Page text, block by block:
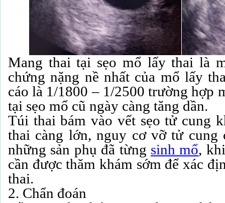
Mang thai tại sẹo mổ lấy thai là
chứng nặng nề nhất của mổ lấy
cáo là 1/1800 – 1/2500 trường hợp
tại sẹo mổ cũ ngày càng tăng dần.
Túi thai bám vào vết sẹo tử cung
thai càng lớn, nguy cơ vỡ tử cung
những sản phụ đã từng sinh mổ,
cần được thăm khám sớm để xác
thai.
2. Chẩn đoán